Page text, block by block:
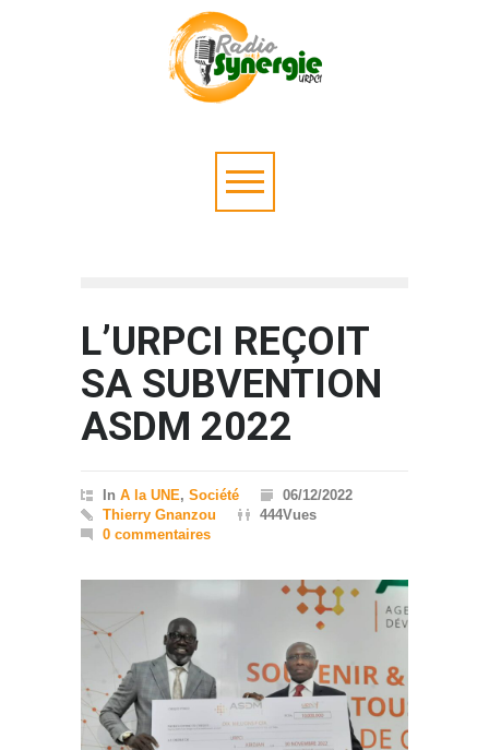
L’URPCI REÇOIT
SA SUBVENTION
ASDM 2022
In A la UNE, Société
06/12/2022
Thierry Gnanzou
444Vues
0 commentaires